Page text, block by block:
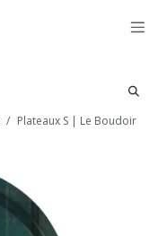
Plateaux S | Le Boudoir